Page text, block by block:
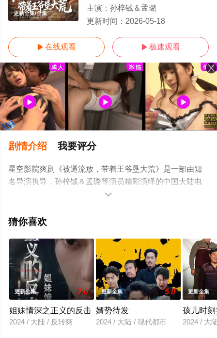
更新全集/全集
主演： 孙梓铖＆孟璐
更新时间： 2026-05-18
 在线观看  极速观看
剧情介绍 我要评分
星空影院爽剧《被逼流放，带着王爷垦大荒》是一部由知
名导演执导，孙梓铖＆孟璐等演员精彩演绎的中国大陆电
视剧，大结局剧情已揭晓（更新全集），免费观看高清未
免费观看，更多剧情信息可移步至豆瓣电视剧、电视猫或

猜你喜欢
更新全集 7.0
姐妹情深之正义的反击
2024 / 大陆 / 反转爽
更新全集 5.0
婿势待发
2024 / 大陆 / 现代都市
更新全集
孩儿时
2024 / 大